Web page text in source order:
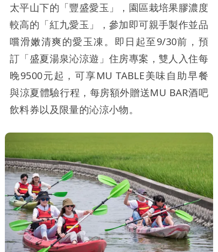
太平山下的「豐盛愛玉」，園區栽培果膠濃度
較高的「紅九愛玉」，參加即可親手製作並品
嚐滑嫩清爽的愛玉凍。即日起至9/30前，預
訂「盛夏湯泉沁涼遊」住房專案，雙人入住每
晚9500元起，可享MU TABLE美味自助早餐
與涼夏體驗行程，每房額外贈送MU BAR酒吧
飲料券以及限量的沁涼小物。